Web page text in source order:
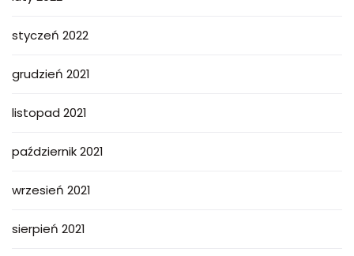
styczeń 2022
grudzień 2021
listopad 2021
październik 2021
wrzesień 2021
sierpień 2021